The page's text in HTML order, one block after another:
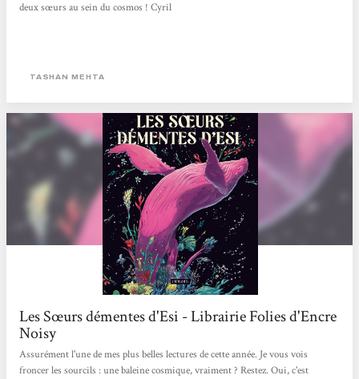
deux sœurs au sein du cosmos ! Cyril
TASHAN MEHTA
Les Sœurs démentes d'Esi - Librairie Folies d'Encre
Noisy
Assurément l'une de mes plus belles lectures de cette année. Je vous vois
froncer les sourcils : une baleine cosmique, vraiment ? Restez. Oui, c'est